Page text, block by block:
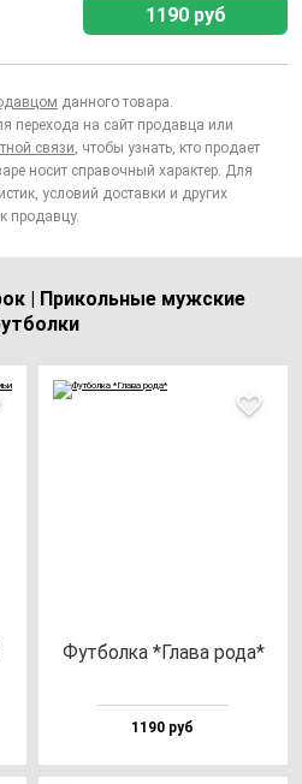
1190 руб
данного товара.
перехода на сайт продавца или
связи, чтобы узнать, кто продает
носит справочный характер. Для
условий доставки и других
продавцу.
| Прикольные мужские
Фут­бол­ка *Гла­ва ро­да*
1190 руб